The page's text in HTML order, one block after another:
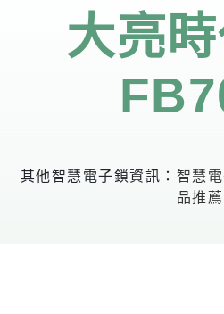
大亮
其他智慧電子鎖資訊： 智慧
品推薦